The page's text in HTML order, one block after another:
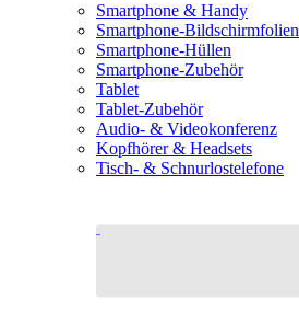
Smartphone & Handy
Smartphone-Bildschirmfolien
Smartphone-Hüllen
Smartphone-Zubehör
Tablet
Tablet-Zubehör
Audio- & Videokonferenz
Kopfhörer & Headsets
Tisch- & Schnurlostelefone